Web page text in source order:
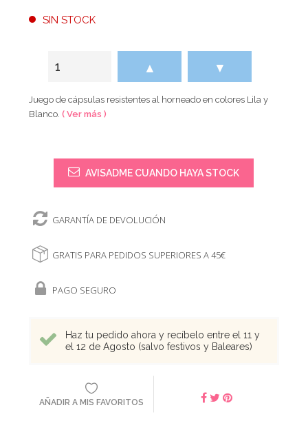
SIN STOCK
▲ ▼
Juego de cápsulas resistentes al horneado en colores Lila y
Blanco.( Ver más )
AVISADME CUANDO HAYA STOCK
GARANTÍA DE DEVOLUCIÓN
GRATIS PARA PEDIDOS SUPERIORES A 45€
PAGO SEGURO
Haz tu pedido ahora y recíbelo entre el 11 y
el 12 de Agosto (salvo festivos y Baleares)
AÑADIR A MIS FAVORITOS